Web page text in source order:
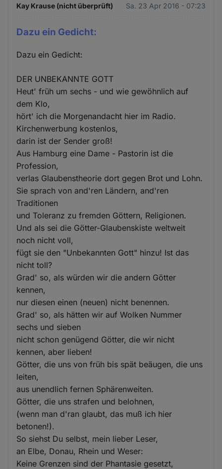
Kay Krause (nicht überprüft) Sa. 23 Apr 2016 - 07:23
Dazu ein Gedicht:
Dazu ein Gedicht:
DER UNBEKANNTE GOTT
Heut' früh um sechs - und wie gewöhnlich auf
dem Klo,
hört' ich die Morgenandacht hier im Radio.
Kirchenwerbung kostenlos,
darin ist der Sender groß!
Aus Hamburg eine Dame - Pastorin ist die
Profession,
verlas Glaubenstheorie dort gegen Brot und Lohn.
Sie sprach von and'ren Ländern, and'ren
Traditionen
und Toleranz zu fremden Göttern, Religionen.
Und als sei die Götter-Glaubenskiste weltweit
noch nicht voll,
fügt sie den "Unbekannten Gott" hinzu! Ist das
nicht toll?
Grad' so, als würden wir die andern Götter
kennen,
nur diesen einen (neuen) nicht benennen.
Grad' so, als hätten wir auf Wolken Nummer
sechs und sieben
nicht schon genügend Götter, die wir nicht
kennen, aber lieben!
Götter, die uns von früh bis spät beäugen, die uns
leiten,
aus unendlich fernen Sphärenweiten.
Götter, die uns strafen und belohnen,
(wenn man d'ran glaubt, das muß ich hier
betonen!).
So siehst Du selbst, mein lieber Leser,
an Elbe, Donau, Rhein und Weser:
Keine Grenzen sind der Phantasie gesetzt,